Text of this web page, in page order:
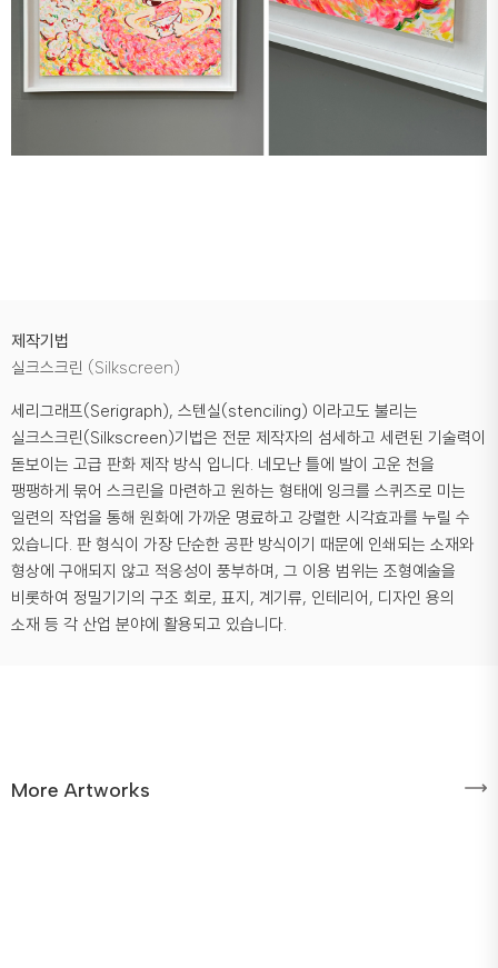
제작기법
실크스크린 (Silkscreen)
세리그래프(Serigraph), 스텐실(stenciling) 이라고도 불리는
실크스크린(Silkscreen)기법은 전문 제작자의 섬세하고 세련된 기술력이
돋보이는 고급 판화 제작 방식 입니다. 네모난 틀에 발이 고운 천을
팽팽하게 묶어 스크린을 마련하고 원하는 형태에 잉크를 스퀴즈로 미는
일련의 작업을 통해 원화에 가까운 명료하고 강렬한 시각효과를 누릴 수
있습니다. 판 형식이 가장 단순한 공판 방식이기 때문에 인쇄되는 소재와
형상에 구애되지 않고 적응성이 풍부하며, 그 이용 범위는 조형예술을
비롯하여 정밀기기의 구조 회로, 표지, 계기류, 인테리어, 디자인 용의
소재 등 각 산업 분야에 활용되고 있습니다.
More Artworks